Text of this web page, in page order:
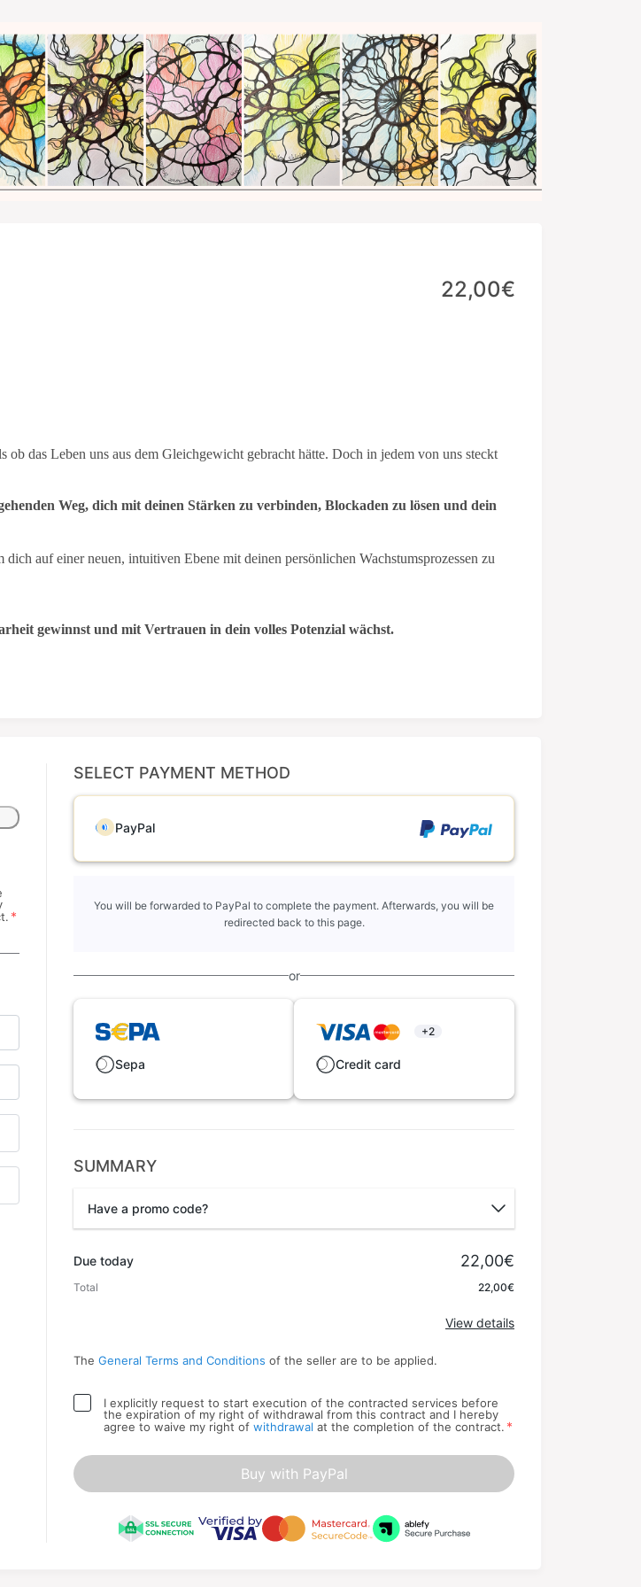
22,00€
das Leben uns aus dem Gleichgewicht gebracht hätte. Doch in jedem von uns steckt
Weg, dich mit deinen Stärken zu verbinden, Blockaden zu lösen und dein
auf einer neuen, intuitiven Ebene mit deinen persönlichen Wachstumsprozessen zu
gewinnst und mit Vertrauen in dein volles Potenzial wächst.
*
SELECT PAYMENT METHOD
PayPal
You will be forwarded to PayPal to complete the payment. Afterwards, you will be
redirected back to this page.
or
Sepa
+2
Credit card
SUMMARY
Have a promo code?
Due today 22,00€
Total 22,00€
View details
The General Terms and Conditions of the seller are to be applied.
I explicitly request to start execution of the contracted services before
the expiration of my right of withdrawal from this contract and I hereby
agree to waive my right of withdrawal at the completion of the contract. *
Buy with PayPal